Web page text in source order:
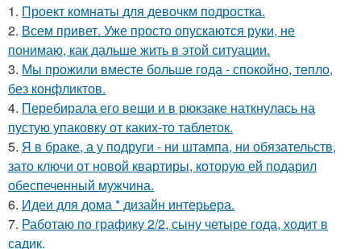
1. Проект комнаты для девочкм подростка.
2. Всем привет. Уже просто опускаются руки, не
понимаю, как дальше жить в этой ситуации.
3. Мы прожили вместе больше года - спокойно, тепло,
без конфликтов.
4. Перебирала его вещи и в рюкзаке наткнулась на
пустую упаковку от каких-то таблеток.
5. Я в браке, а у подруги - ни штампа, ни обязательств,
зато ключи от новой квартиры, которую ей подарил
обеспеченный мужчина.
6. Идеи для дома * дизайн интерьера.
7. Работаю по графику 2/2, сыну четыре года, ходит в
садик.